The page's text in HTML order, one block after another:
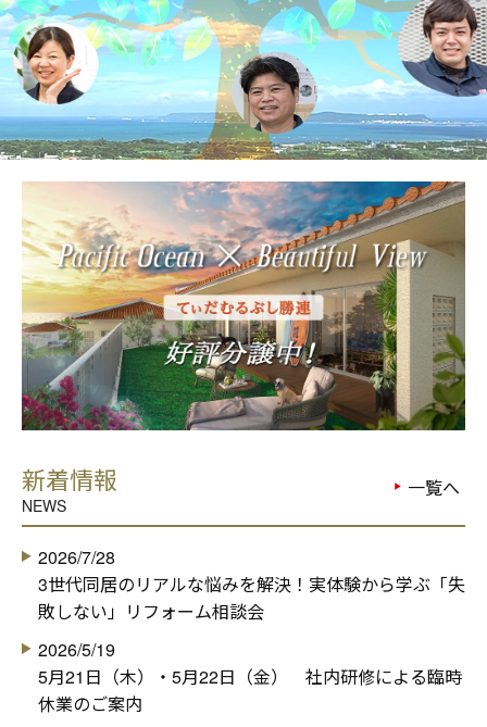
新着情報
NEWS
2026/7/28
3世代同居のリアルな悩みを解決！実体験から学ぶ「失
敗しない」リフォーム相談会
2026/5/19
5月21日（木）・5月22日（金） 社内研修による臨時
休業のご案内
一覧へ